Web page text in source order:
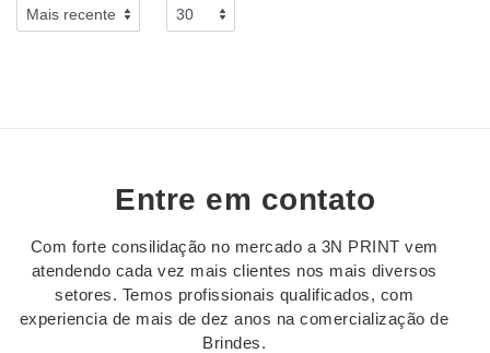
Entre em contato
Com forte consilidação no mercado a 3N PRINT vem
atendendo cada vez mais clientes nos mais diversos
setores. Temos profissionais qualificados, com
experiencia de mais de dez anos na comercialização de
Brindes.